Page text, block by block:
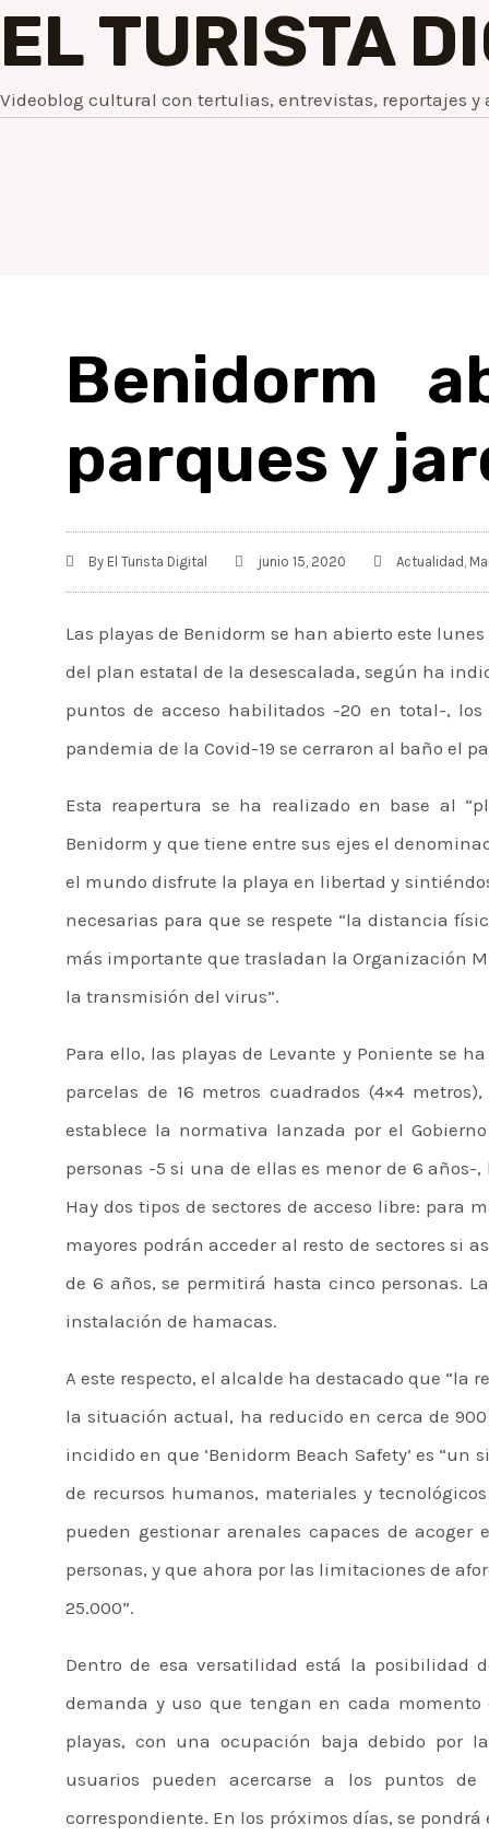
EL TURISTA
Videoblog cultural con tertulias, entrevistas, reportajes y
Benidorm
parques y
By El Turista Digital junio 15, 2020 Actualidad
Las playas de Benidorm se han abierto este
del plan estatal de la desescalada, según ha
puntos de acceso habilitados -20 en total-,
pandemia de la Covid-19 se cerraron al baño el
Esta reapertura se ha realizado en base al
Benidorm y que tiene entre sus ejes el
el mundo disfrute la playa en libertad y
necesarias para que se respete “la distancia
más importante que trasladan la Organización
la transmisión del virus”.
Para ello, las playas de Levante y Poniente se
parcelas de 16 metros cuadrados (4×4
establece la normativa lanzada por el
personas -5 si una de ellas es menor de 6
Hay dos tipos de sectores de acceso libre: para
mayores podrán acceder al resto de sectores si
de 6 años, se permitirá hasta cinco personas.
instalación de hamacas.
A este respecto, el alcalde ha destacado que “la
la situación actual, ha reducido en cerca de
incidido en que ‘Benidorm Beach Safety’ es
de recursos humanos, materiales y
pueden gestionar arenales capaces de
personas, y que ahora por las limitaciones de
25.000”.
Dentro de esa versatilidad está la posibilidad
demanda y uso que tengan en cada
playas, con una ocupación baja debido por
usuarios pueden acercarse a los puntos
correspondiente. En los próximos días, se